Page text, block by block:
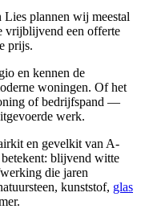
plannen wij meestal
vrijblijvend een offerte
prijs.
en kennen de
woningen. Of het
of bedrijfspand —
werk.
en gevelkit van A-
blijvend witte
die jaren
kunststof, glas